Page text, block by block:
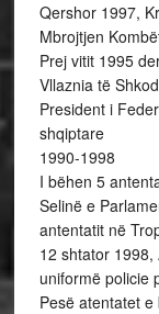
Qershor 1997,
Mbrojtjen
Prej vitit 1995
Vllaznia të
President i
shqiptare
1990-1998
I bëhen 5
Selinë e
antentatit në
12 shtator
uniformë policie
Pesë atentatet